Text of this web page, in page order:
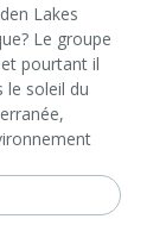
Lakes
Le groupe
pourtant il
le soleil du